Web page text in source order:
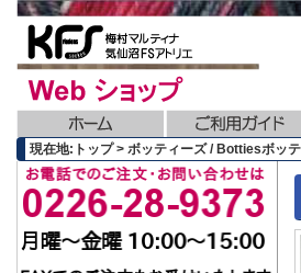
現在地:トップ > ボッティーズ / Bottiesボッ